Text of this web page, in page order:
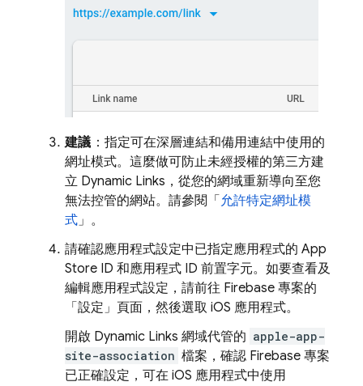
建議 ：指定可在深層連結和備用連結中使用的
網址模式。這麼做可防止未經授權的第三方建
立 Dynamic Links ，從您的網域重新導向至您
無法控管的網站。請參閱「 允許特定網址模
式」。
請確認應用程式設定中已指定應用程式的 App
Store ID 和應用程式 ID 前置字元。如要查看及
編輯應用程式設定，請前往 Firebase 專案的
「設定」 頁面，然後選取 iOS 應用程式。
開啟 Dynamic Links 網域代管的 apple-app-
site-association 檔案，確認 Firebase 專案
已正確設定，可在 iOS 應用程式中使用